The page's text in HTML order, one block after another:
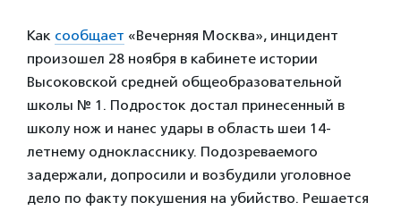
Как сообщает «Вечерняя Москва», инцидент
произошел 28 ноября в кабинете истории
Высоковской средней общеобразовательной
школы № 1. Подросток достал принесенный в
школу нож и нанес удары в область шеи 14-
летнему однокласснику. Подозреваемого
задержали, допросили и возбудили уголовное
дело по факту покушения на убийство. Решается